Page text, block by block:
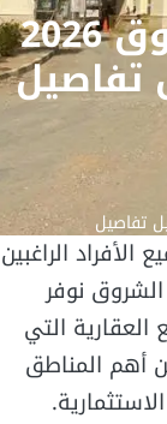
اسعار كمبوندات الشروق 2026
تفاصيل
الأفراد الراغبين
نوفر
العقارية التي
أهم المناطق